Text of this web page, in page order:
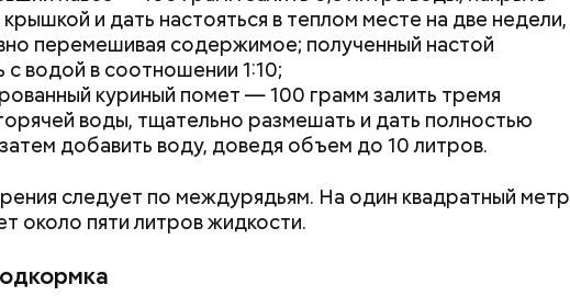
и дать настояться в теплом месте на две недели,
перемешивая содержимое; полученный настой
с водой в соотношении 1:10;
куриный помет — 100 грамм залить тремя
воды, тщательно размешать и дать полностью
добавить воду, доведя объем до 10 литров.
следует по междурядьям. На один квадратный метр
около пяти литров жидкости.
Терапевт Кондрахин назвал
продукты и напитки,
которые выводят токсины из
Чистит сосуды и защищает
от рака: чем полезен кресс-
салат